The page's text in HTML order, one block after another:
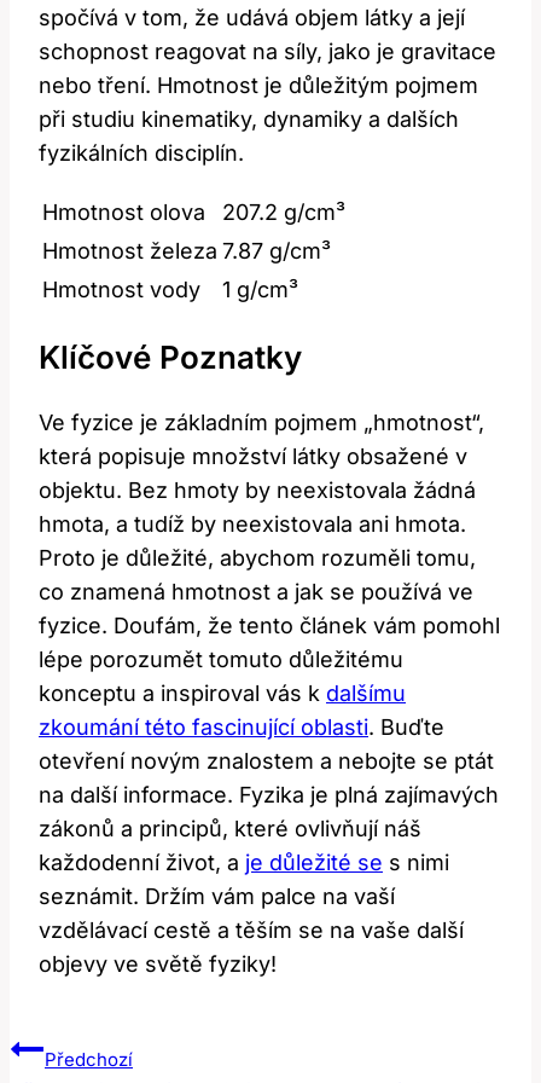
spočívá v tom, že udává objem látky a její
schopnost reagovat na síly, jako je gravitace
nebo tření. Hmotnost je důležitým pojmem
při studiu kinematiky, dynamiky a dalších
fyzikálních disciplín.
Hmotnost olova
207.2 g/cm³
Hmotnost železa 7.87 g/cm³
Hmotnost vody
1 g/cm³
Klíčové Poznatky
Ve fyzice je základním pojmem „hmotnost“,
která popisuje množství látky obsažené v
objektu. Bez hmoty by neexistovala žádná
hmota, a tudíž by neexistovala ani hmota.
Proto je důležité, abychom rozuměli tomu,
co znamená hmotnost a jak se používá ve
fyzice. Doufám, že tento článek vám pomohl
lépe porozumět tomuto důležitému
konceptu a inspiroval vás k dalšímu
zkoumání této fascinující oblasti. Buďte
otevření novým znalostem a nebojte se ptát
na další informace. Fyzika je plná zajímavých
zákonů a principů, které ovlivňují náš
každodenní život, a je důležité se s nimi
seznámit. Držím vám palce na vaší
vzdělávací cestě a těším se na vaše další
objevy ve světě fyziky!
Navigace
Předchozí